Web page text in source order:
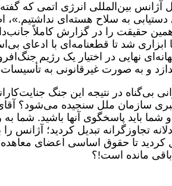
بین‌المللی انرژی اتمی که
به سلاح هسته‌ای نداشتیم.»،
حقیقت را در گزارش کاملاً
شد تا قطعنامه‌ای با ادعای
نهایی در اختیار یک رژیم
و به صورت غیرقانونی به
بی‌گناه در نتیجه این جنگ
رهبری سازمان ملل سنجیده می‌شود؟
و شما باید پاسخگوی آنها باشید. شما
تجاوزگرانه تبدیل کردید؛
باقی مانده است!؟